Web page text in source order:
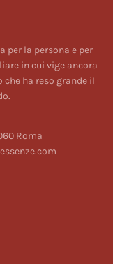
per la persona e per
in cui vige ancora
ha reso grande il
Roma